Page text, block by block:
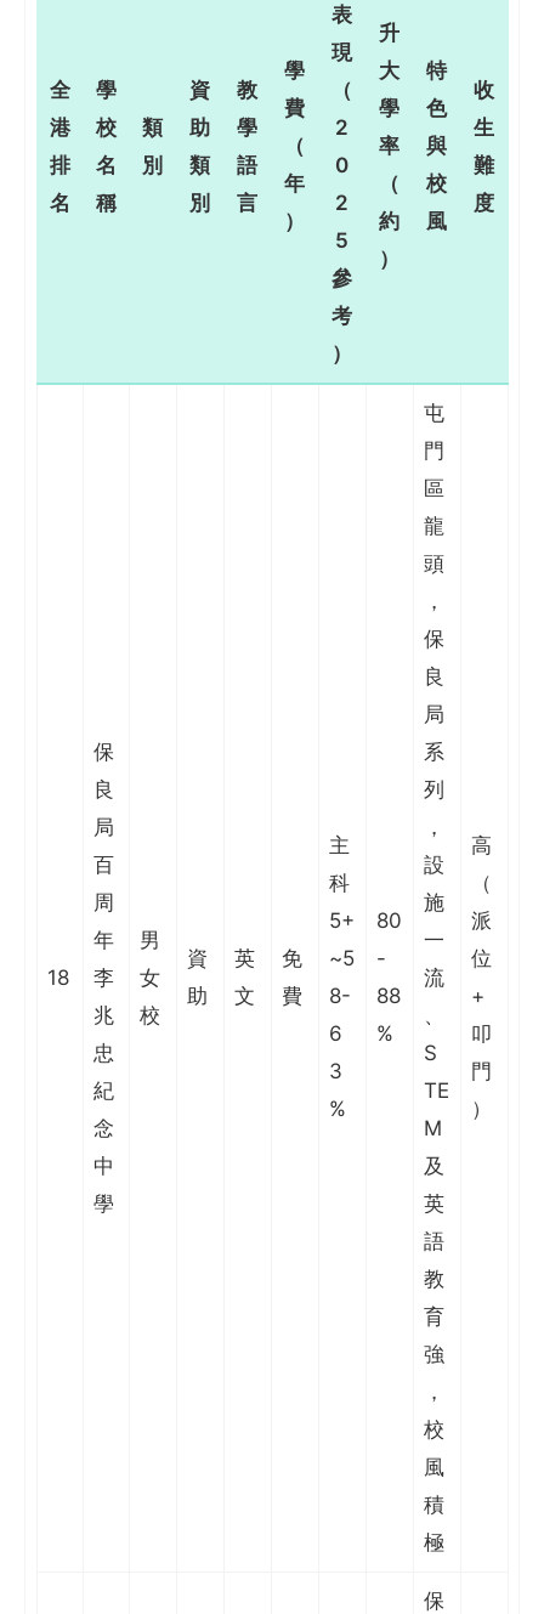
全
港
排
名
學
校
名
稱
類
別
資
助
類
別
教
學
語
言
學
費
（
年
）
表
現
（
2
0
2
5
參
考
）
升
大
學
率
（
約
）
特
色
與
校
風
收
生
難
度
18
保
良
局
百
周
年
李
兆
忠
紀
念
中
學
男
女
校
資
助
英
文
免
費
主
科
5+
~5
8-
6
3
%
80
-
88
%
屯
門
區
龍
頭
，
保
良
局
系
列
，
設
施
一
流
、
S
TE
M
及
英
語
教
育
強
，
校
風
積
極
高
（
派
位
+
叩
門
）
保